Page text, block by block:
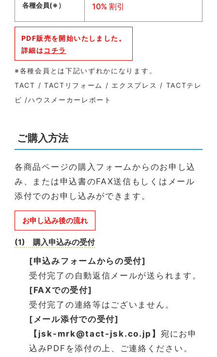
各種会員(※） 10% 割引
PDF販売を開始いたしました。
詳細はコチラ
※各種会員とは下記いずれかになります。
TACT / TACTリフォーム / エクスプレス / TACTテレ
ビ /ハウスメーカーレポート
ご購入方法
各商品ページの購入フォームからのお申し込
み、または申込書のFAX送信もしくはメール
添付でのお申し込みができます。
お申し込み後の流れ
(1) 購入申込みの受付
[申込みフォームからの受付]
受付完了の自動返信メールが送られます。
[FAXでの受付]
受付完了の連絡等はございません。
[メール添付での受付]
【jsk-mrk@tact-jsk.co.jp】 宛にお申
込みPDFを添付の上、ご連絡ください。